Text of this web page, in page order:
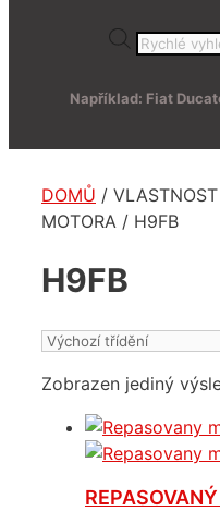
Products
Například: Fiat
DOMŮ /
MOTORA / H9FB
H9FB
Zobrazen jediný